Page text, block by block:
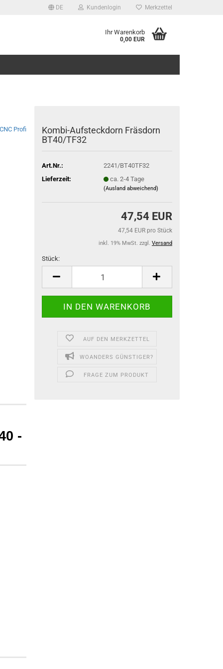
DE Kundenlogin Merkzettel
Ihr Warenkorb
0,00 EUR
CNC Profi
Kombi-Aufsteckdorn Fräsdorn
BT40/TF32
Art.Nr.:
2241/BT40TF32
Lieferzeit:
ca. 2-4 Tage
(Ausland abweichend)
47,54 EUR
47,54 EUR pro Stück
inkl. 19% MwSt. zzgl. Versand
Stück:
Stück
AUF DEN MERKZETTEL
WOANDERS GÜNSTIGER?
FRAGE ZUM PRODUKT
-